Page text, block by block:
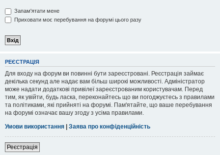
Запам'ятати мене
Приховати моє перебування на форумі цього разу
РЕЄСТРАЦІЯ
Для входу на форум ви повинні бути зареєстровані. Реєстрація займає
декілька секунд але надає вам більш широкі можливості. Адміністратор
може надати додаткові привілеї зареєстрованим користувачам. Перед
тим, як увійти, будь ласка, переконайтесь що ви погоджуєтесь з правилами
та політиками, які прийняті на форумі. Пам'ятайте, що ваше перебування
на форумі означає вашу згоду з усіма правилами.
Умови використання | Заява про конфіденційність
Реєстрація